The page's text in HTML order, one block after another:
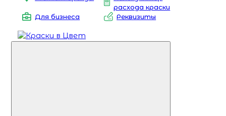
расхода краски
Для бизнеса
Реквизиты